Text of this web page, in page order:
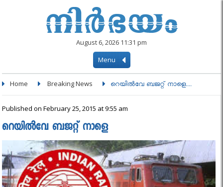
August 6, 2026 11:31 pm
Menu
Home Breaking News റെയിൽവേ ബജറ്റ് നാളെ....
Published on February 25, 2015 at 9:55 am
റെയിൽവേ ബജറ്റ് നാളെ